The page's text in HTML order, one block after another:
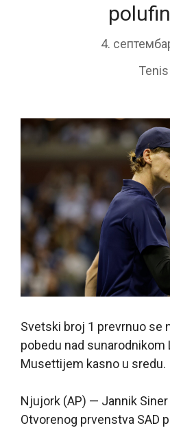
4.
Tenis
Svetski broj 1 prevrnuo se
pobedu nad sunarodnikom
Musettijem kasno u sredu.
Njujork (AP) — Jannik
Otvorenog prvenstva SAD